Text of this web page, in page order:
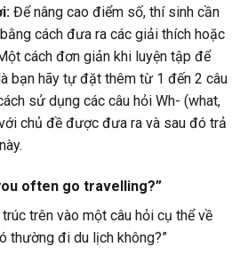
Để nâng cao điểm số, thí sinh cần
cách đưa ra các giải thích hoặc
cách đơn giản khi luyện tập để
bạn hãy tự đặt thêm từ 1 đến 2 câu
sử dụng các câu hỏi Wh- (what,
chủ đề được đưa ra và sau đó trả
often go travelling?”
trên vào một câu hỏi cụ thể về
thường đi du lịch không?”